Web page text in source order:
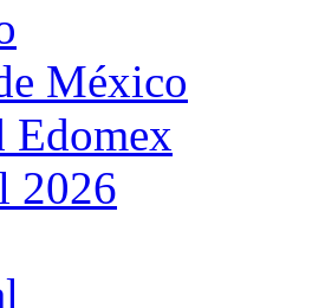
México
Edomex
2026